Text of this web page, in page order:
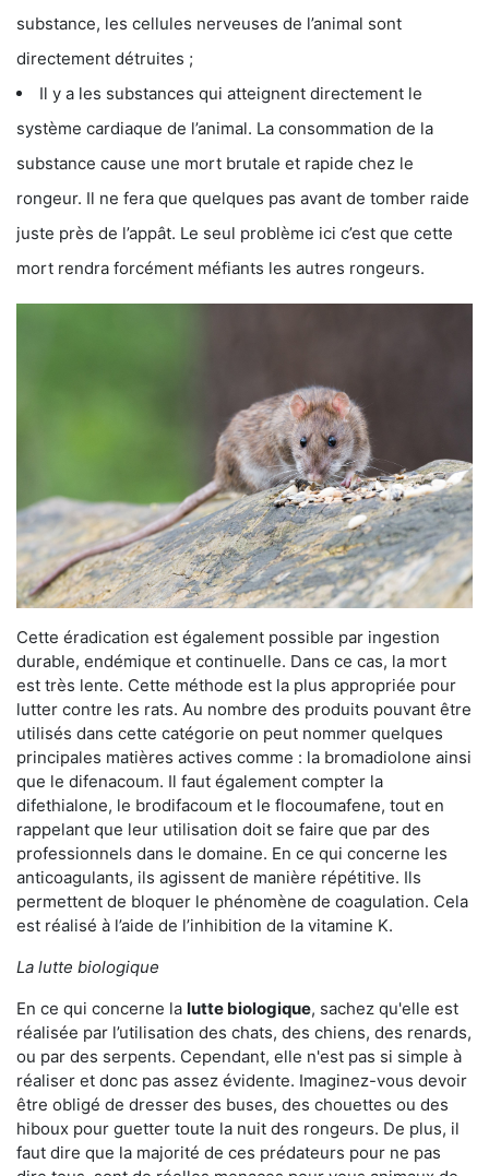
substance, les cellules nerveuses de l’animal sont
directement détruites ;
Il y a les substances qui atteignent directement le
système cardiaque de l’animal. La consommation de la
substance cause une mort brutale et rapide chez le
rongeur. Il ne fera que quelques pas avant de tomber raide
juste près de l’appât. Le seul problème ici c’est que cette
mort rendra forcément méfiants les autres rongeurs.
Cette éradication est également possible par ingestion
durable, endémique et continuelle. Dans ce cas, la mort
est très lente. Cette méthode est la plus appropriée pour
lutter contre les rats. Au nombre des produits pouvant être
utilisés dans cette catégorie on peut nommer quelques
principales matières actives comme : la bromadiolone ainsi
que le difenacoum. Il faut également compter la
difethialone, le brodifacoum et le flocoumafene, tout en
rappelant que leur utilisation doit se faire que par des
professionnels dans le domaine. En ce qui concerne les
anticoagulants, ils agissent de manière répétitive. Ils
permettent de bloquer le phénomène de coagulation. Cela
est réalisé à l’aide de l’inhibition de la vitamine K.
La lutte biologique
En ce qui concerne la lutte biologique, sachez qu'elle est
réalisée par l’utilisation des chats, des chiens, des renards,
ou par des serpents. Cependant, elle n'est pas si simple à
réaliser et donc pas assez évidente. Imaginez-vous devoir
être obligé de dresser des buses, des chouettes ou des
hiboux pour guetter toute la nuit des rongeurs. De plus, il
faut dire que la majorité de ces prédateurs pour ne pas